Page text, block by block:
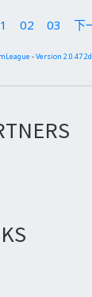
02 03 下
-Version